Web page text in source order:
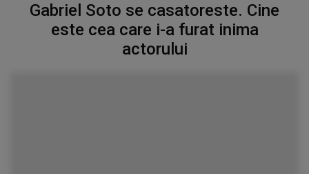
Gabriel Soto se casatoreste. Cine
este cea care i-a furat inima
actorului